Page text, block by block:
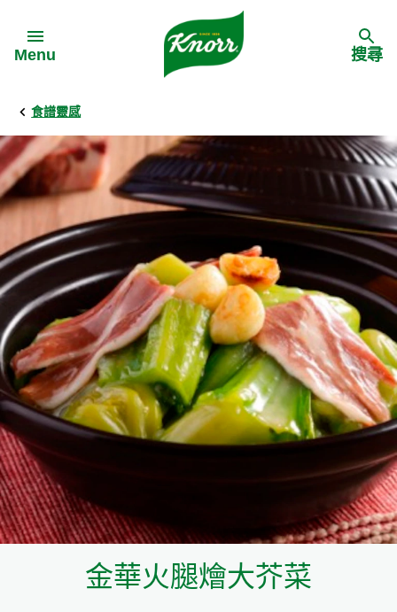
Menu
Back
食譜靈感
料理食材
料理方式
季節節慶
多國料理
料理種類
Back
家樂牌產品
家樂牌純鮮雞粉
家樂牌雞粉
家樂牌鮮菇粉
家樂牌濃湯寶
家樂牌雞汁
家樂牌快熟通心粉
家樂牌鮮露
家樂牌鷹粟粉
Back
主頁
背景
甚麼是愛環境食材
愛環境食材名單
愛環境食材食譜
愛環境食材篩選條件
搜尋
食譜靈感
金華火腿燴大芥菜